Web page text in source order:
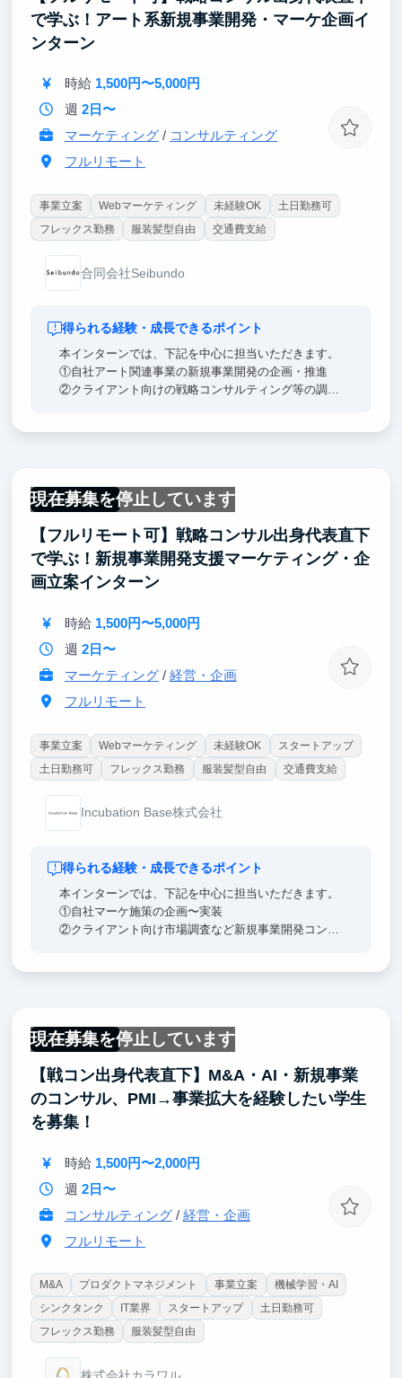
・難関大学や大学院出身で出版、エンタメ、IT、広告
代理店や総合商社など各業界の最大手企業出身のメン
バーと一緒に働くことで基本的なビジネススキルが身
で学ぶ！アート系新規事業開発・マーケ企画イ
ンターン
時給 1,500円〜5,000円
週 2日〜
マーケティング/ コンサルティング
フルリモート
事業立案 Webマーケティング 未経験OK
土日勤務可
フレックス勤務
服装髪型自由 交通費支給
合同会社Seibundo
得られる経験・成長できるポイント
本インターンでは、下記を中心に担当いただきます。
①自社アート関連事業の新規事業開発の企画・推進
②クライアント向けの戦略コンサルティング等の調査
ビュー・伴走により実践的マーケスキルとロジカルで
戦略的な思考が身に着きます。
頑張り次第ですが、就活では「ほぼ0からマーケティ
ング体制を構築し、成果を出した」という話ができま
す。
上記スキルは、今後のキャリアとしてコンサル、大手
Web・IT、スタートアップ、投資銀行等の進路でも役
立ちます。
現在募集を停止しています
フルリモート
【フルリモート可】戦略コンサル出身代表直下
で学ぶ！新規事業開発支援マーケティング・企
画立案インターン
時給 1,500円〜5,000円
週 2日〜
マーケティング/ 経営・企画
フルリモート
事業立案 Webマーケティング 未経験OK
スタートアップ
土日勤務可
フレックス勤務 服装髪型自由 交通費支給
Incubation Base株式会社
得られる経験・成長できるポイント
本インターンでは、下記を中心に担当いただきます。
①自社マーケ施策の企画〜実装
②クライアント向け市場調査など新規事業開発コンサ
り実践的マーケスキルとロジカルで戦略的な思考が身
に着きます。
頑張り次第ですが、就活では「ほぼ0からマーケティ
ング体制を構築し、成果を出した」という話ができる
と考えています。
上記スキルは、今後のキャリアとしてもコンサル、大
手Web・IT、スタートアップ、投資銀行等いずれの進
路でも役立ちます。
現在募集を停止しています
フルリモート
【戦コン出身代表直下】M&A・AI・新規事業
のコンサル、PMI→事業拡大を経験したい学生
を募集！
時給 1,500円〜2,000円
週 2日〜
コンサルティング/ 経営・企画
フルリモート
M&A プロダクトマネジメント 事業立案
機械学習・AI
シンクタンク
IT業界 スタートアップ
土日勤務可
フレックス勤務
服装髪型自由